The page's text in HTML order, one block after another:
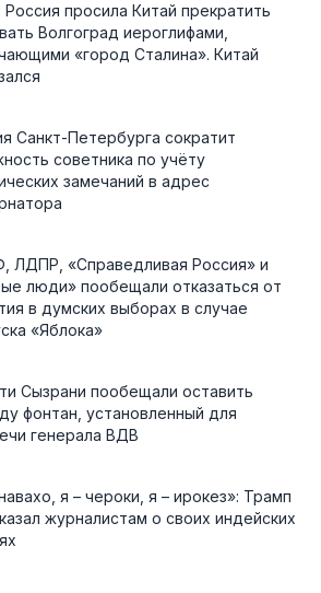
просила Китай прекратить
Волгоград иероглифами,
«город Сталина». Китай
Санкт-Петербурга сократит
советника по учёту
замечаний в адрес
ЛДПР, «Справедливая Россия» и
люди» пообещали отказаться от
в думских выборах в случае
«Яблока»
Сызрани пообещали оставить
фонтан, установленный для
генерала ВДВ
я – чероки, я – ирокез»: Трамп
журналистам о своих индейских